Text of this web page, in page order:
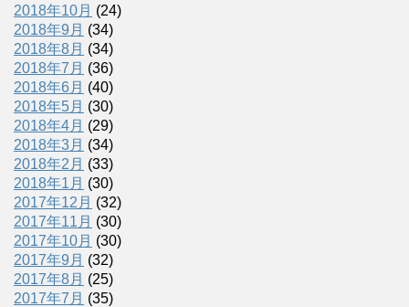
2018年10月 (24)
2018年9月 (34)
2018年8月 (34)
2018年7月 (36)
2018年6月 (40)
2018年5月 (30)
2018年4月 (29)
2018年3月 (34)
2018年2月 (33)
2018年1月 (30)
2017年12月 (32)
2017年11月 (30)
2017年10月 (30)
2017年9月 (32)
2017年8月 (25)
2017年7月 (35)